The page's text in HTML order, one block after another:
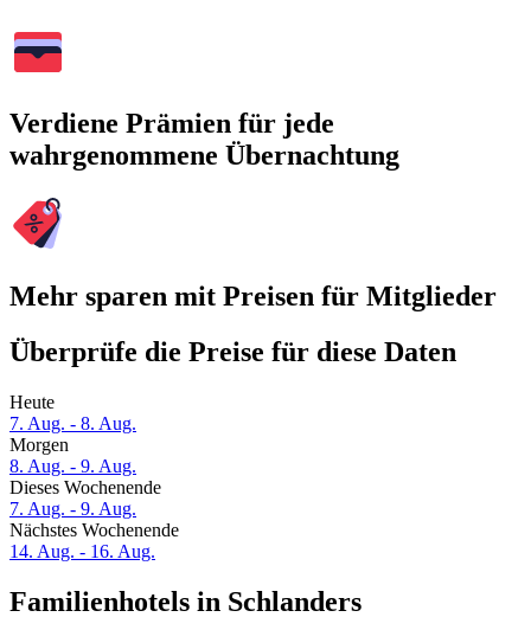
Verdiene Prämien für jede
wahrgenommene Übernachtung
Mehr sparen mit Preisen für Mitglieder
Überprüfe die Preise für diese Daten
Heute
7. Aug. - 8. Aug.
Morgen
8. Aug. - 9. Aug.
Dieses Wochenende
7. Aug. - 9. Aug.
Nächstes Wochenende
14. Aug. - 16. Aug.
Familienhotels in Schlanders